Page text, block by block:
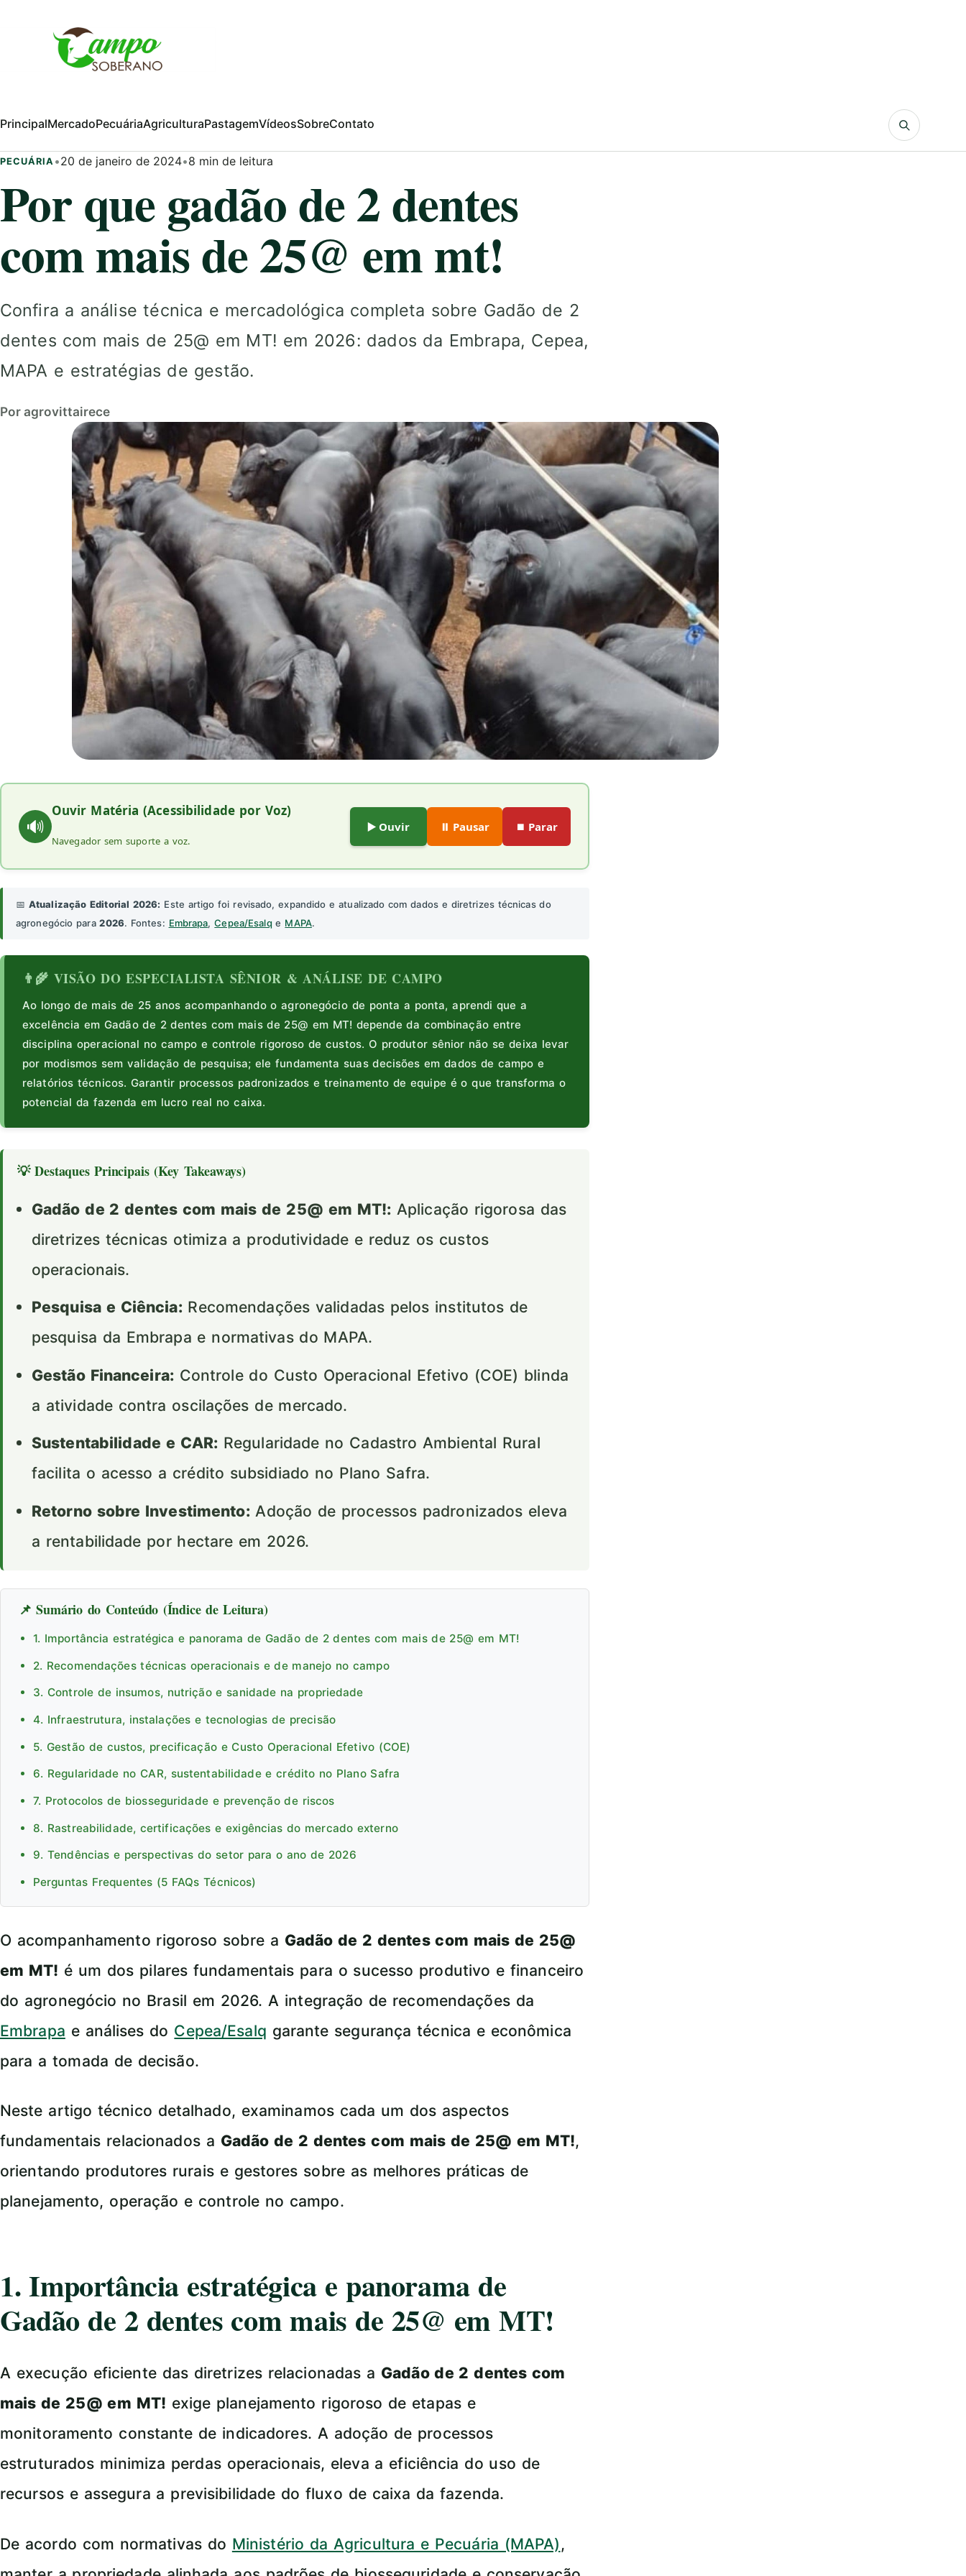
PrincipalMercadoPecuáriaAgriculturaPastagemVídeosSobreContato
PECUÁRIA •20 de janeiro de 2024•8 min de leitura
Por que gadão de 2 dentes
com mais de 25@ em mt!
Confira a análise técnica e mercadológica completa sobre Gadão de 2
dentes com mais de 25@ em MT! em 2026: dados da Embrapa, Cepea,
MAPA e estratégias de gestão.
Por agrovittairece
🔊
Ouvir Matéria (Acessibilidade por Voz)
Navegador sem suporte a voz.
▶️ Ouvir ⏸️ Pausar ⏹️ Parar
📅 Atualização Editorial 2026: Este artigo foi revisado, expandido e atualizado com dados e diretrizes técnicas do
agronegócio para2026. Fontes: Embrapa,Cepea/Esalq e MAPA.
👨‍🌾 VISÃO DO ESPECIALISTA SÊNIOR & ANÁLISE DE CAMPO
Ao longo de mais de 25 anos acompanhando o agronegócio de ponta a ponta, aprendi que a
excelência em Gadão de 2 dentes com mais de 25@ em MT! depende da combinação entre
disciplina operacional no campo e controle rigoroso de custos. O produtor sênior não se deixa levar
por modismos sem validação de pesquisa; ele fundamenta suas decisões em dados de campo e
relatórios técnicos. Garantir processos padronizados e treinamento de equipe é o que transforma o
potencial da fazenda em lucro real no caixa.
💡 Destaques Principais (Key Takeaways)
Gadão de 2 dentes com mais de 25@ em MT!: Aplicação rigorosa das
diretrizes técnicas otimiza a produtividade e reduz os custos
operacionais.
Pesquisa e Ciência:Recomendações validadas pelos institutos de
pesquisa da Embrapa e normativas do MAPA.
Gestão Financeira:Controle do Custo Operacional Efetivo (COE) blinda
a atividade contra oscilações de mercado.
Sustentabilidade e CAR: Regularidade no Cadastro Ambiental Rural
facilita o acesso a crédito subsidiado no Plano Safra.
Retorno sobre Investimento:Adoção de processos padronizados eleva
a rentabilidade por hectare em 2026.
📌 Sumário do Conteúdo (Índice de Leitura)
1. Importância estratégica e panorama de Gadão de 2 dentes com mais de 25@ em MT!
2. Recomendações técnicas operacionais e de manejo no campo
3. Controle de insumos, nutrição e sanidade na propriedade
4. Infraestrutura, instalações e tecnologias de precisão
5. Gestão de custos, precificação e Custo Operacional Efetivo (COE)
6. Regularidade no CAR, sustentabilidade e crédito no Plano Safra
7. Protocolos de biosseguridade e prevenção de riscos
8. Rastreabilidade, certificações e exigências do mercado externo
9. Tendências e perspectivas do setor para o ano de 2026
Perguntas Frequentes (5 FAQs Técnicos)
O acompanhamento rigoroso sobre a Gadão de 2 dentes com mais de 25@
em MT! é um dos pilares fundamentais para o sucesso produtivo e financeiro
do agronegócio no Brasil em 2026. A integração de recomendações da
Embrapa e análises do Cepea/Esalq garante segurança técnica e econômica
para a tomada de decisão.
Neste artigo técnico detalhado, examinamos cada um dos aspectos
fundamentais relacionados a Gadão de 2 dentes com mais de 25@ em MT!,
orientando produtores rurais e gestores sobre as melhores práticas de
planejamento, operação e controle no campo.
1. Importância estratégica e panorama de
Gadão de 2 dentes com mais de 25@ em MT!
A execução eficiente das diretrizes relacionadas a Gadão de 2 dentes com
mais de 25@ em MT! exige planejamento rigoroso de etapas e
monitoramento constante de indicadores. A adoção de processos
estruturados minimiza perdas operacionais, eleva a eficiência do uso de
recursos e assegura a previsibilidade do fluxo de caixa da fazenda.
De acordo com normativas do Ministério da Agricultura e Pecuária (MAPA),